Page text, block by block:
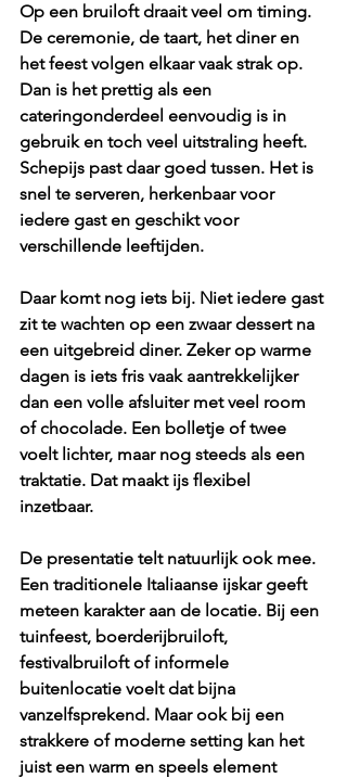
Op een bruiloft draait veel om timing.
De ceremonie, de taart, het diner en
het feest volgen elkaar vaak strak op.
Dan is het prettig als een
cateringonderdeel eenvoudig is in
gebruik en toch veel uitstraling heeft.
Schepijs past daar goed tussen. Het is
snel te serveren, herkenbaar voor
iedere gast en geschikt voor
verschillende leeftijden.
Daar komt nog iets bij. Niet iedere gast
zit te wachten op een zwaar dessert na
een uitgebreid diner. Zeker op warme
dagen is iets fris vaak aantrekkelijker
dan een volle afsluiter met veel room
of chocolade. Een bolletje of twee
voelt lichter, maar nog steeds als een
traktatie. Dat maakt ijs flexibel
inzetbaar.
De presentatie telt natuurlijk ook mee.
Een traditionele Italiaanse ijskar geeft
meteen karakter aan de locatie. Bij een
tuinfeest, boerderijbruiloft,
festivalbruiloft of informele
buitenlocatie voelt dat bijna
vanzelfsprekend. Maar ook bij een
strakkere of moderne setting kan het
juist een warm en speels element